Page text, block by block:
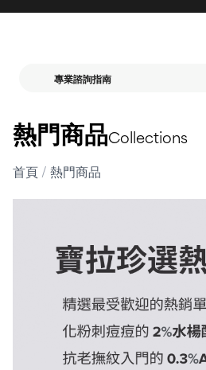
專業諮詢指南
熱門商品Collections
首頁/熱門商品